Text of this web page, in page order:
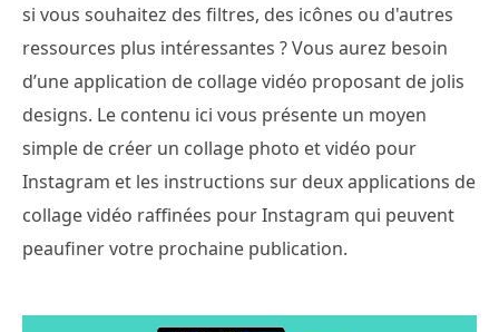
si vous souhaitez des filtres, des icônes ou d'autres
ressources plus intéressantes ? Vous aurez besoin
d’une application de collage vidéo proposant de jolis
designs. Le contenu ici vous présente un moyen
simple de créer un collage photo et vidéo pour
Instagram et les instructions sur deux applications de
collage vidéo raffinées pour Instagram qui peuvent
peaufiner votre prochaine publication.